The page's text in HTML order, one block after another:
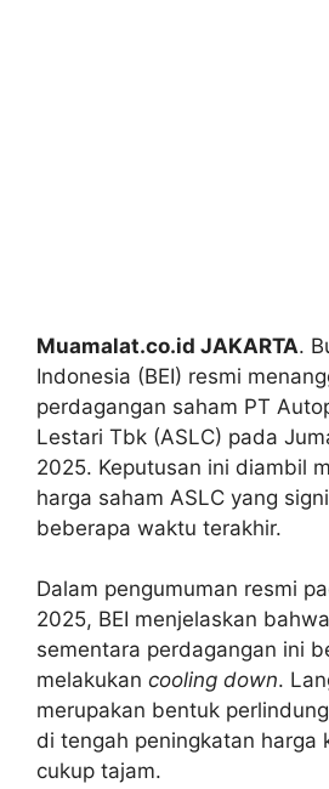
Muamalat.co.id JAKARTA.
Indonesia (BEI) resmi
perdagangan saham PT
Lestari Tbk (ASLC) pada
2025. Keputusan ini diambil
harga saham ASLC yang
beberapa waktu terakhir.
Dalam pengumuman resmi
2025, BEI menjelaskan
sementara perdagangan ini
melakukan cooling down.
merupakan bentuk
di tengah peningkatan harga
cukup tajam.